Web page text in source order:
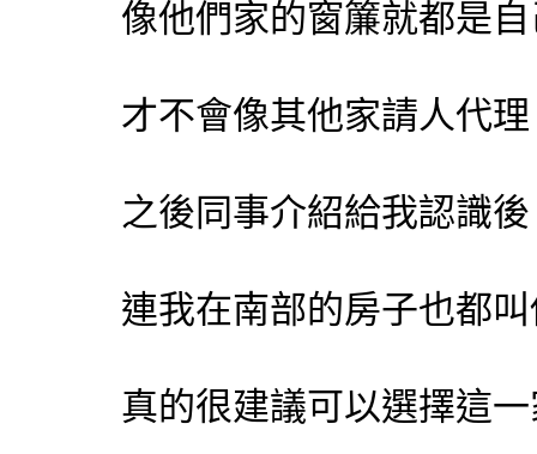
像他們家的窗簾就都是
才不會像其他家請人代
之後同事介紹給我認識
連我在南部的房子也都
真的很建議可以選擇這